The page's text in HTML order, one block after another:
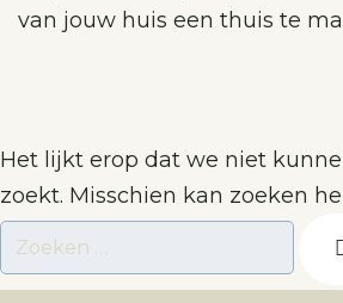
van jouw huis een thuis te
Het lijkt erop dat we niet
zoekt. Misschien kan zoeken